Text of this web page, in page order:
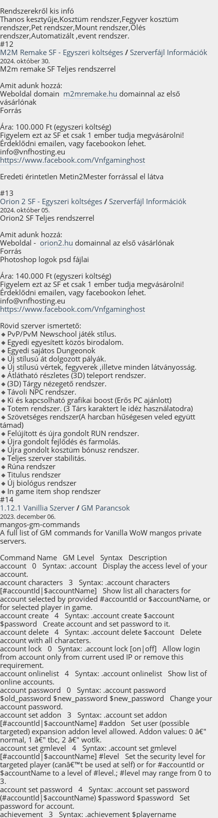
Rendszerekről kis infó
Thanos kesztyűje,Kosztüm rendszer,Fegyver kosztüm
rendszer,Pet rendszer,Mount rendszer,Ölés
rendszer,Automatizált ,event rendszer.
#12
M2M Remake SF - Egyszeri költséges / Szerverfájl Információk
2024. október 30.
M2m remake SF Teljes rendszerrel
Amit adunk hozzá:
Weboldal domain m2mremake.hu domainnal az első
vásárlónak
Forrás
Ára: 100.000 Ft (egyszeri költség)
Figyelem ezt az SF et csak 1 ember tudja megvásárolni!
Érdeklődni emailen, vagy facebookon lehet.
info@vnfhosting.eu
https://www.facebook.com/Vnfgaminghost
Eredeti érintetlen Metin2Mester forrással el látva
#13
Orion 2 SF - Egyszeri költséges / Szerverfájl Információk
2024. október 05.
Orion2 SF Teljes rendszerrel
Amit adunk hozzá:
Weboldal - orion2.hu domainnal az első vásárlónak
Forrás
Photoshop logok psd fájlai
Ára: 140.000 Ft (egyszeri költség)
Figyelem ezt az SF et csak 1 ember tudja megvásárolni!
Érdeklődni emailen, vagy facebookon lehet.
info@vnfhosting.eu
https://www.facebook.com/Vnfgaminghost
Rövid szerver ismertető:
🔸PvP/PvM Newschool játék stílus.
🔸Egyedi egyesített közös birodalom.
🔸Egyedi sajátos Dungeonok
🔸Új stílusú át dolgozott pályák.
🔸Új stílusú vértek, fegyverek ,illetve minden látványosság.
🔸Átlátható részletes (3D) teleport rendszer.
🔸(3D) Tárgy nézegető rendszer.
🔸Távoli NPC rendszer.
🔸Ki és kapcsolható grafikai boost (Erős PC ajánlott)
🔸Totem rendszer. (3 Társ karaktert le idéz használatodra)
🔸Szövetséges rendszer(A harcban hűségesen veled együtt
támad)
🔸Felújított és újra gondolt RUN rendszer.
🔸Újra gondolt fejlődés és farmolás.
🔸Újra gondolt kosztüm bónusz rendszer.
🔸Teljes szerver stabilitás.
🔸Rúna rendszer
🔸Titulus rendszer
🔸Új biológus rendszer
🔸In game item shop rendszer
#14
1.12.1 Vanillia Szerver / GM Parancsok
2023. december 06.
mangos-gm-commands
A full list of GM commands for Vanilla WoW mangos private
servers.
Command Name GM Level Syntax Description
account 0 Syntax: .account Display the access level of your
account.
account characters 3 Syntax: .account characters
[#accountId|$accountName] Show list all characters for
account selected by provided #accountId or $accountName, or
for selected player in game.
account create 4 Syntax: .account create $account
$password Create account and set password to it.
account delete 4 Syntax: .account delete $account Delete
account with all characters.
account lock 0 Syntax: .account lock [on|off] Allow login
from account only from current used IP or remove this
requirement.
account onlinelist 4 Syntax: .account onlinelist Show list of
online accounts.
account password 0 Syntax: .account password
$old_password $new_password $new_password Change your
account password.
account set addon 3 Syntax: .account set addon
[#accountId|$accountName] #addon Set user (possible
targeted) expansion addon level allowed. Addon values: 0 â€"
normal, 1 â€" tbc, 2 â€" wotlk.
account set gmlevel 4 Syntax: .account set gmlevel
[#accountId|$accountName] #level Set the security level for
targeted player (canâ€™t be used at self) or for #accountId or
$accountName to a level of #level.; #level may range from 0 to
3.
account set password 4 Syntax: .account set password
(#accountId|$accountName) $password $password Set
password for account.
achievement 3 Syntax: .achievement $playername